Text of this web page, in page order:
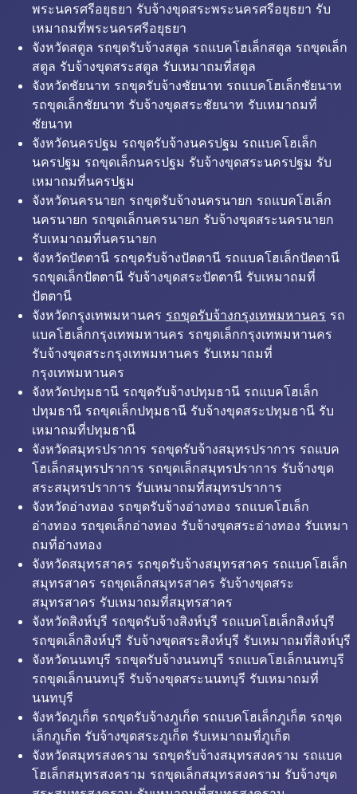
พระนครศรีอยุธยา รับจ้างขุดสระพระนครศรีอยุธยา รับ
เหมาถมที่พระนครศรีอยุธยา
จังหวัดสตูล รถขุดรับจ้างสตูล รถแบคโฮเล็กสตูล รถขุดเล็ก
สตูล รับจ้างขุดสระสตูล รับเหมาถมที่สตูล
จังหวัดชัยนาท รถขุดรับจ้างชัยนาท รถแบคโฮเล็กชัยนาท
รถขุดเล็กชัยนาท รับจ้างขุดสระชัยนาท รับเหมาถมที่
ชัยนาท
จังหวัดนครปฐม รถขุดรับจ้างนครปฐม รถแบคโฮเล็ก
นครปฐม รถขุดเล็กนครปฐม รับจ้างขุดสระนครปฐม รับ
เหมาถมที่นครปฐม
จังหวัดนครนายก รถขุดรับจ้างนครนายก รถแบคโฮเล็ก
นครนายก รถขุดเล็กนครนายก รับจ้างขุดสระนครนายก
รับเหมาถมที่นครนายก
จังหวัดปัตตานี รถขุดรับจ้างปัตตานี รถแบคโฮเล็กปัตตานี
รถขุดเล็กปัตตานี รับจ้างขุดสระปัตตานี รับเหมาถมที่
ปัตตานี
จังหวัดกรุงเทพมหานคร รถขุดรับจ้างกรุงเทพมหานคร รถ
แบคโฮเล็กกรุงเทพมหานคร รถขุดเล็กกรุงเทพมหานคร
รับจ้างขุดสระกรุงเทพมหานคร รับเหมาถมที่
กรุงเทพมหานคร
จังหวัดปทุมธานี รถขุดรับจ้างปทุมธานี รถแบคโฮเล็ก
ปทุมธานี รถขุดเล็กปทุมธานี รับจ้างขุดสระปทุมธานี รับ
เหมาถมที่ปทุมธานี
จังหวัดสมุทรปราการ รถขุดรับจ้างสมุทรปราการ รถแบค
โฮเล็กสมุทรปราการ รถขุดเล็กสมุทรปราการ รับจ้างขุด
สระสมุทรปราการ รับเหมาถมที่สมุทรปราการ
จังหวัดอ่างทอง รถขุดรับจ้างอ่างทอง รถแบคโฮเล็ก
อ่างทอง รถขุดเล็กอ่างทอง รับจ้างขุดสระอ่างทอง รับเหมา
ถมที่อ่างทอง
จังหวัดสมุทรสาคร รถขุดรับจ้างสมุทรสาคร รถแบคโฮเล็ก
สมุทรสาคร รถขุดเล็กสมุทรสาคร รับจ้างขุดสระ
สมุทรสาคร รับเหมาถมที่สมุทรสาคร
จังหวัดสิงห์บุรี รถขุดรับจ้างสิงห์บุรี รถแบคโฮเล็กสิงห์บุรี
รถขุดเล็กสิงห์บุรี รับจ้างขุดสระสิงห์บุรี รับเหมาถมที่สิงห์บุรี
จังหวัดนนทบุรี รถขุดรับจ้างนนทบุรี รถแบคโฮเล็กนนทบุรี
รถขุดเล็กนนทบุรี รับจ้างขุดสระนนทบุรี รับเหมาถมที่
นนทบุรี
จังหวัดภูเก็ต รถขุดรับจ้างภูเก็ต รถแบคโฮเล็กภูเก็ต รถขุด
เล็กภูเก็ต รับจ้างขุดสระภูเก็ต รับเหมาถมที่ภูเก็ต
จังหวัดสมุทรสงคราม รถขุดรับจ้างสมุทรสงคราม รถแบค
โฮเล็กสมุทรสงคราม รถขุดเล็กสมุทรสงคราม รับจ้างขุด